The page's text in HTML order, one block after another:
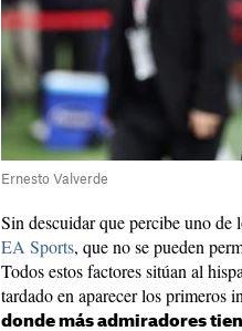
Ernesto Valverde
Sin descuidar que percibe uno de
EA Sports, que no se pueden
Todos estos factores sitúan al
tardado en aparecer los primeros
donde más admiradores